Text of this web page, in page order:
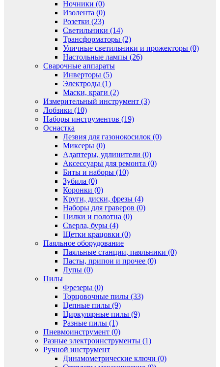
Ночники (0)
Изолента (0)
Розетки (23)
Светильники (14)
Трансформаторы (2)
Уличные светильники и прожекторы (0)
Настольные лампы (26)
Сварочные аппараты
Инверторы (5)
Электроды (1)
Маски, краги (2)
Измерительный инструмент (3)
Лобзики (10)
Наборы инструментов (19)
Оснастка
Лезвия для газонокосилок (0)
Миксеры (0)
Адаптеры, удлинители (0)
Аксессуары для ремонта (0)
Биты и наборы (10)
Зубила (0)
Коронки (0)
Круги, диски, фрезы (4)
Наборы для граверов (0)
Пилки и полотна (0)
Сверла, буры (4)
Щетки крацовки (0)
Паяльное оборудование
Паяльные станции, паяльники (0)
Пасты, припои и прочее (0)
Лупы (0)
Пилы
Фрезеры (0)
Торцовочные пилы (33)
Цепные пилы (9)
Циркулярные пилы (9)
Разные пилы (1)
Пневмоинструмент (0)
Разные электроинструменты (1)
Ручной инструмент
Динамометрические ключи (0)